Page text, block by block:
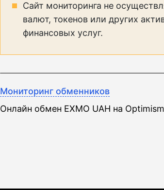
Сайт мониторинга не
валют, токенов или других
финансовых услуг.
Мониторинг обменников
Онлайн обмен EXMO UAH на